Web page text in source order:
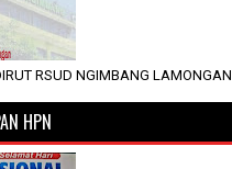
RSUD NGIMBANG LAMONGAN
HPN